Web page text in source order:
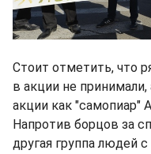
Стоит отметить, что
в акции не
акции как "самопиар"
Напротив борцов за
другая группа людей